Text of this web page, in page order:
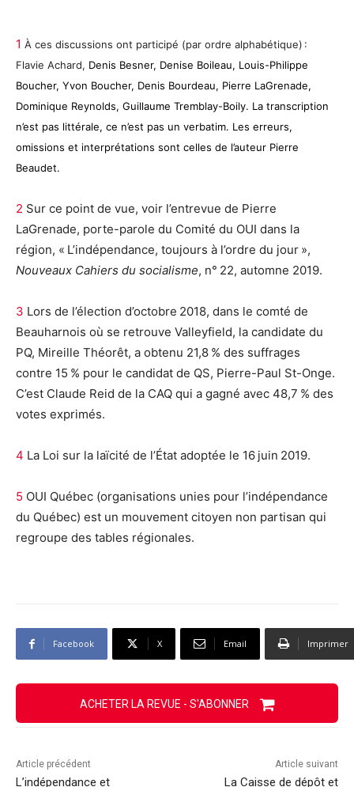
1 À ces discussions ont participé (par ordre alphabétique) :
Flavie Achard, Denis Besner, Denise Boileau, Louis-Philippe
Boucher, Yvon Boucher, Denis Bourdeau, Pierre LaGrenade,
Dominique Reynolds, Guillaume Tremblay-Boily. La transcription
n’est pas littérale, ce n’est pas un verbatim. Les erreurs,
omissions et interprétations sont celles de l’auteur Pierre
Beaudet.
2 Sur ce point de vue, voir l’entrevue de Pierre
LaGrenade, porte-parole du Comité du OUI dans la
région, « L’indépendance, toujours à l’ordre du jour »,
Nouveaux Cahiers du socialisme, n° 22, automne 2019.
3 Lors de l’élection d’octobre 2018, dans le comté de
Beauharnois où se retrouve Valleyfield, la candidate du
PQ, Mireille Théorêt, a obtenu 21,8 % des suffrages
contre 15 % pour le candidat de QS, Pierre-Paul St-Onge.
C’est Claude Reid de la CAQ qui a gagné avec 48,7 % des
votes exprimés.
4 La Loi sur la laïcité de l’État adoptée le 16 juin 2019.
5 OUI Québec (organisations unies pour l’indépendance
du Québec) est un mouvement citoyen non partisan qui
regroupe des tables régionales.
Facebook X Email Imprimer
ACHETER LA REVUE - S'ABONNER
Article précédent
L’indépendance et
Article suivant
La Caisse de dépôt et